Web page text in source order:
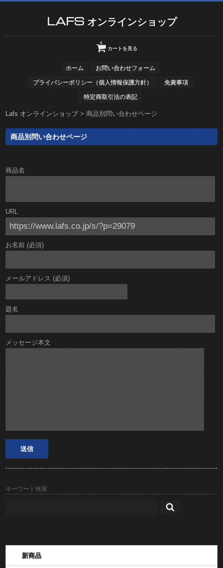
LAFS オンラインショップ
カートを見る
0
ホーム お問い合わせフォーム
プライバシーポリシー（個人情報保護方針） 免責事項
特定商取引法の表記
Lafs オンラインショップ>商品別問い合わせページ
商品別問い合わせページ
商品名
URL
お名前 (必須)
メールアドレス (必須)
題名
メッセージ本文
キーワード検索
新商品